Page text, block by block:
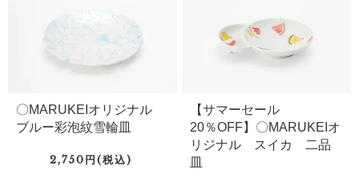
〇MARUKEIオリジナル
ブルー彩泡紋雪輪皿
2,750円(税込)
【サマーセール
20％OFF】〇MARUKEIオ
リジナル スイカ 二品
皿